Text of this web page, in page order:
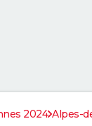
2024 Alpes-